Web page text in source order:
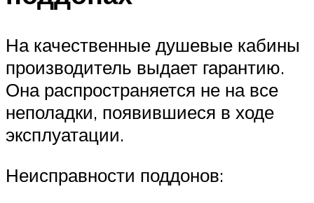
На качественные душевые кабины
производитель выдает гарантию.
Она распространяется не на все
неполадки, появившиеся в ходе
эксплуатации.
Неисправности поддонов: